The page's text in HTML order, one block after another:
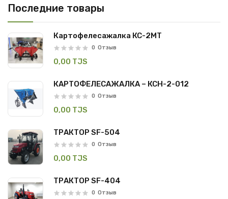
Последние товары
Картофелесажалка КС-2МТ
0 Отзыв
0,00 TJS
КАРТОФЕЛЕСАЖАЛКА – КСН-2-012
0 Отзыв
0,00 TJS
ТРАКТОР SF-504
0 Отзыв
0,00 TJS
ТРАКТОР SF-404
0 Отзыв